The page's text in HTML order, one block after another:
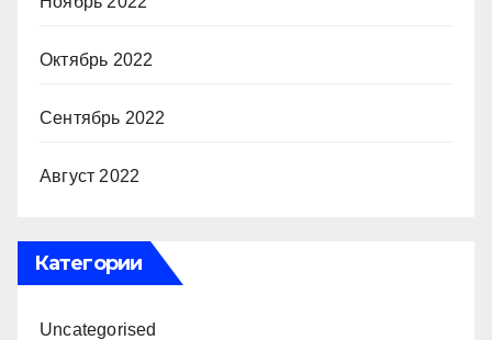
Октябрь 2022
Сентябрь 2022
Август 2022
Категории
Uncategorised